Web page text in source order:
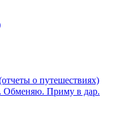
о путешествиях)
Приму в дар.